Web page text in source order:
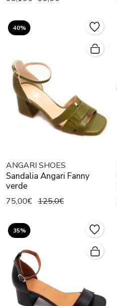
40%
ANGARI SHOES
Sandalia Angari Fanny
verde
75,00€ 125,0€
35%